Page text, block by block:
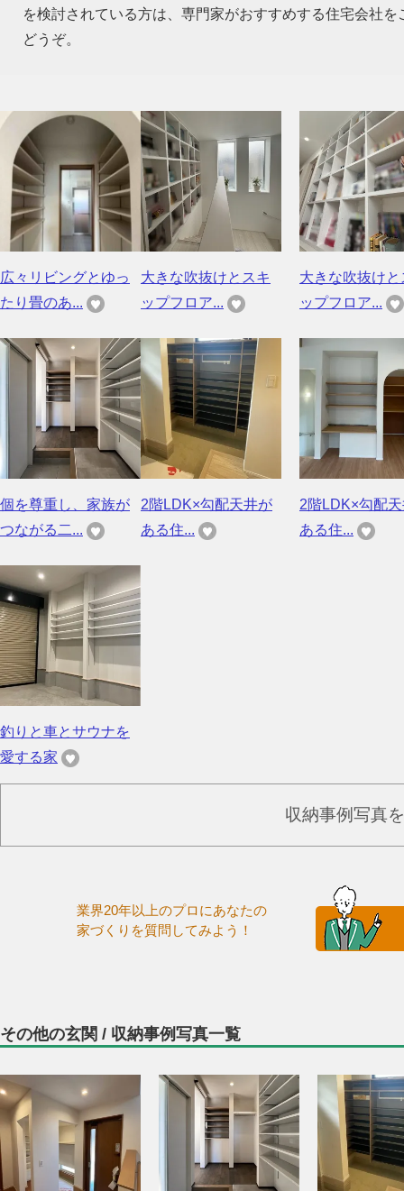
を検討されている方は、専門家がおすすめする住宅会社
どうぞ。
広々リビングとゆっ
たり畳のあ...
大きな吹抜けとスキ
ップフロア...
大きな吹抜けと
ップフロア...
個を尊重し、家族が
つながる二...
2階LDK×勾配天井が
ある住...
2階LDK×勾配
ある住...
釣りと車とサウナを
愛する家
収納事例写真
業界20年以上のプロにあなたの
家づくりを質問してみよう！
その他の玄関 / 収納事例写真一覧